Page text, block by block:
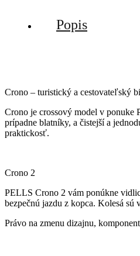
Popis
Crono – turistický a cestovateľský
Crono je crossový model v ponuke
prípadne blatníky, a čistejší a
praktickosť.
Crono 2
PELLS Crono 2 vám ponúkne
bezpečnú jazdu z kopca. Kolesá
Právo na zmenu dizajnu,